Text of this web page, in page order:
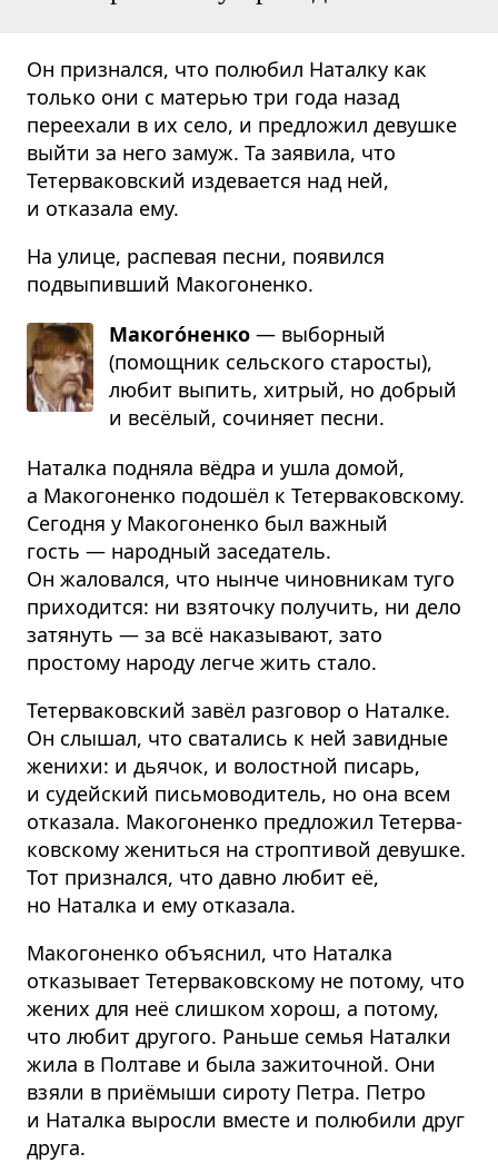
Он признался, что полюбил Наталку как
только они с матерью три года назад
переехали в их село, и предложил девушке
выйти за него замуж. Та заявила, что
Тетерва­ковский издевается над ней,
и отказала ему.
На улице, распевая песни, появился
подвыпивший Макогоненко.
Макого́ненко — выборный
(помощник сель­ского старосты),
любит выпить, хитрый, но добрый
и весёлый, сочи­няет песни.
Наталка подняла вёдра и ушла домой,
а Макогоненко подошёл к Тетерва­ковскому.
Сегодня у Макогоненко был важный
гость — народный заседатель.
Он жаловался, что нынче чиновникам туго
приходится: ни взяточку получить, ни дело
затянуть — за всё наказывают, зато
простому народу легче жить стало.
Тетерва­ковский завёл разговор о Наталке.
Он слышал, что сватались к ней завидные
женихи: и дьячок, и волостной писарь,
и судейский письмоводитель, но она всем
отказала. Макогоненко предложил Тетерва­
ковскому жениться на строптивой девушке.
Тот признался, что давно любит её,
но Наталка и ему отказала.
Макогоненко объяснил, что Наталка
отказывает Тетерва­ковскому не потому, что
жених для неё слишком хорош, а потому,
что любит другого. Раньше семья Наталки
жила в Полтаве и была зажиточной. Они
взяли в приёмыши сироту Петра. Петро
и Наталка выросли вместе и полюбили друг
друга.